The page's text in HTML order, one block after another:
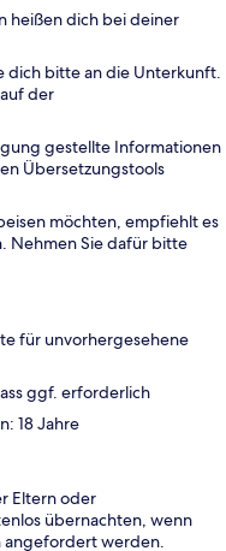
heißen dich bei deiner
dich bitte an die Unterkunft.
der
gestellte Informationen
Übersetzungstools
möchten, empfiehlt es
Nehmen Sie dafür bitte
für unvorhergesehene
ggf. erforderlich
18 Jahre
Eltern oder
übernachten, wenn
angefordert werden.